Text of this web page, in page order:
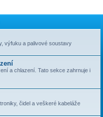
výfuku a palivové soustavy
a chlazení. Tato sekce zahrnuje i
čidel a veškeré kabeláže